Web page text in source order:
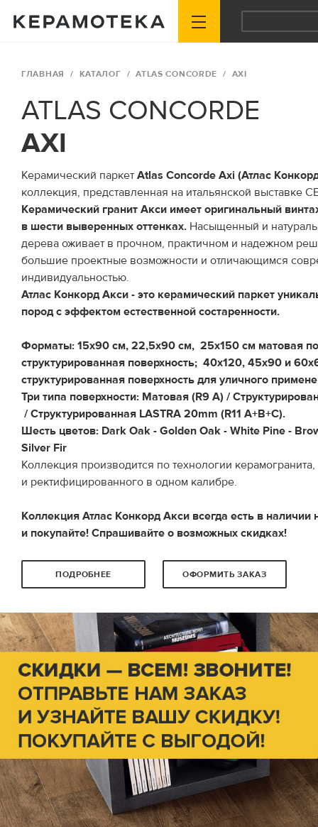
ГЛАВНАЯ КАТАЛОГ ATLAS CONCORDE AXI
ATLAS CONCORDE
AXI
Керамический паркет Atlas Concorde Axi (Атлас
коллекция, представленная на итальянской выставке
Керамический гранит Акси имеет оригинальный
в шести выверенных оттенках. Насыщенный и
дерева оживает в прочном, практичном и надежном
большие проектные возможности и отличающимся
индивидуальностью.
Атлас Конкорд Акси - это керамический паркет
пород с эффектом естественной состаренности.
Форматы: 15x90 см, 22,5x90 см, 25x150 см матовая
структурированная поверхность; 40x120, 45x90 и
структурированная поверхность для уличного
Три типа поверхности: Матовая (R9 A) /
/ Структурированная LASTRA 20mm (R11 A+B+C).
Шесть цветов: Dark Oak - Golden Oak - White Pine -
Silver Fir
Коллекция производится по технологии
и ректифицированного в одном калибре.
Коллекция Атлас Конкорд Акси всегда есть в
и покупайте! Спрашивайте о возможных скидках!
ПОДРОБНЕЕ ОФОРМИТЬ ЗАКАЗ